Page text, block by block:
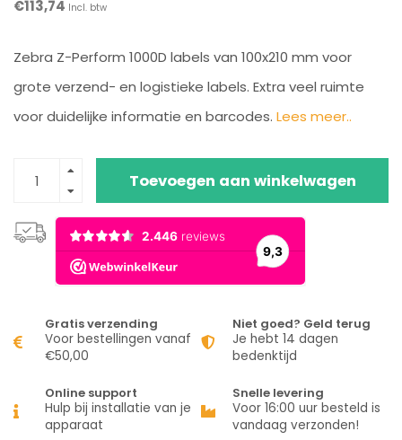
€113,74 Incl. btw
Zebra Z-Perform 1000D labels van 100x210 mm voor
grote verzend- en logistieke labels. Extra veel ruimte
voor duidelijke informatie en barcodes. Lees meer..
Toevoegen aan winkelwagen
Gratis verzending
Voor bestellingen vanaf
€50,00
Niet goed? Geld terug
Je hebt 14 dagen
bedenktijd
Online support
Hulp bij installatie van je
apparaat
Snelle levering
Voor 16:00 uur besteld is
vandaag verzonden!